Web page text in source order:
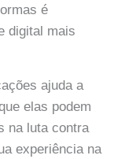
é
digital mais
ajuda a
elas podem
na luta contra
experiência na